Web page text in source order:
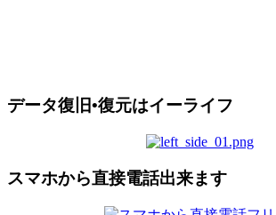
データ復旧•復元はイーライフ
スマホから直接電話出来ます